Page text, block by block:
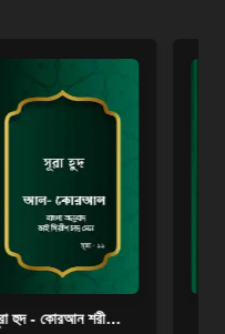
সূরা হুদ - কোরআন শরীফ বাংলা অনুবাদ - সূরা ১১